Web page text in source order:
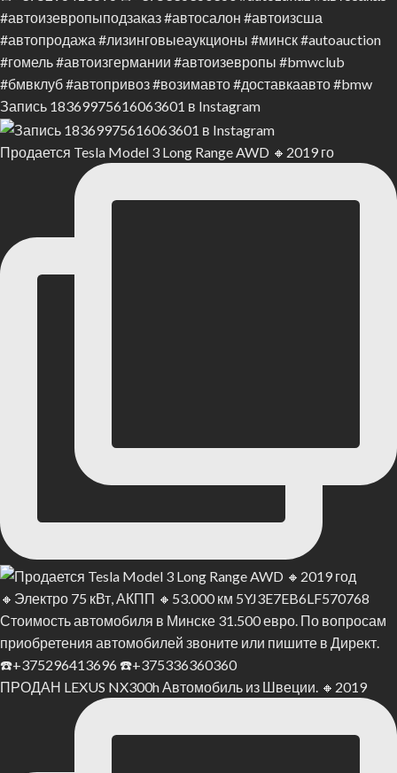
Запись 18369975616063601 в Instagram
Продается Tesla Model 3 Long Range AWD 🔸2019 го
ПРОДАН LEXUS NX300h Автомобиль из Швеции. 🔸2019